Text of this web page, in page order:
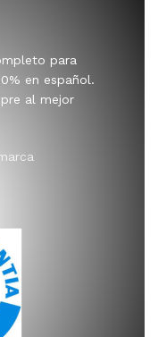
para
en español.
al mejor